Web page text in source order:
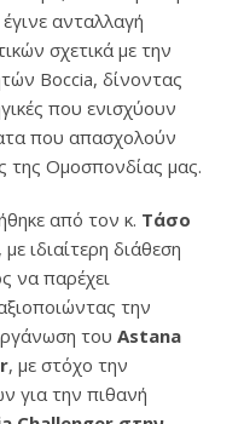
ανταλλαγή
σχετικά με την
Boccia, δίνοντας
που ενισχύουν
που απασχολούν
της Ομοσπονδίας μας.
από τον κ. Τάσο
, με ιδιαίτερη διάθεση
να παρέχει
την
του Astana
, με στόχο την
για την πιθανή